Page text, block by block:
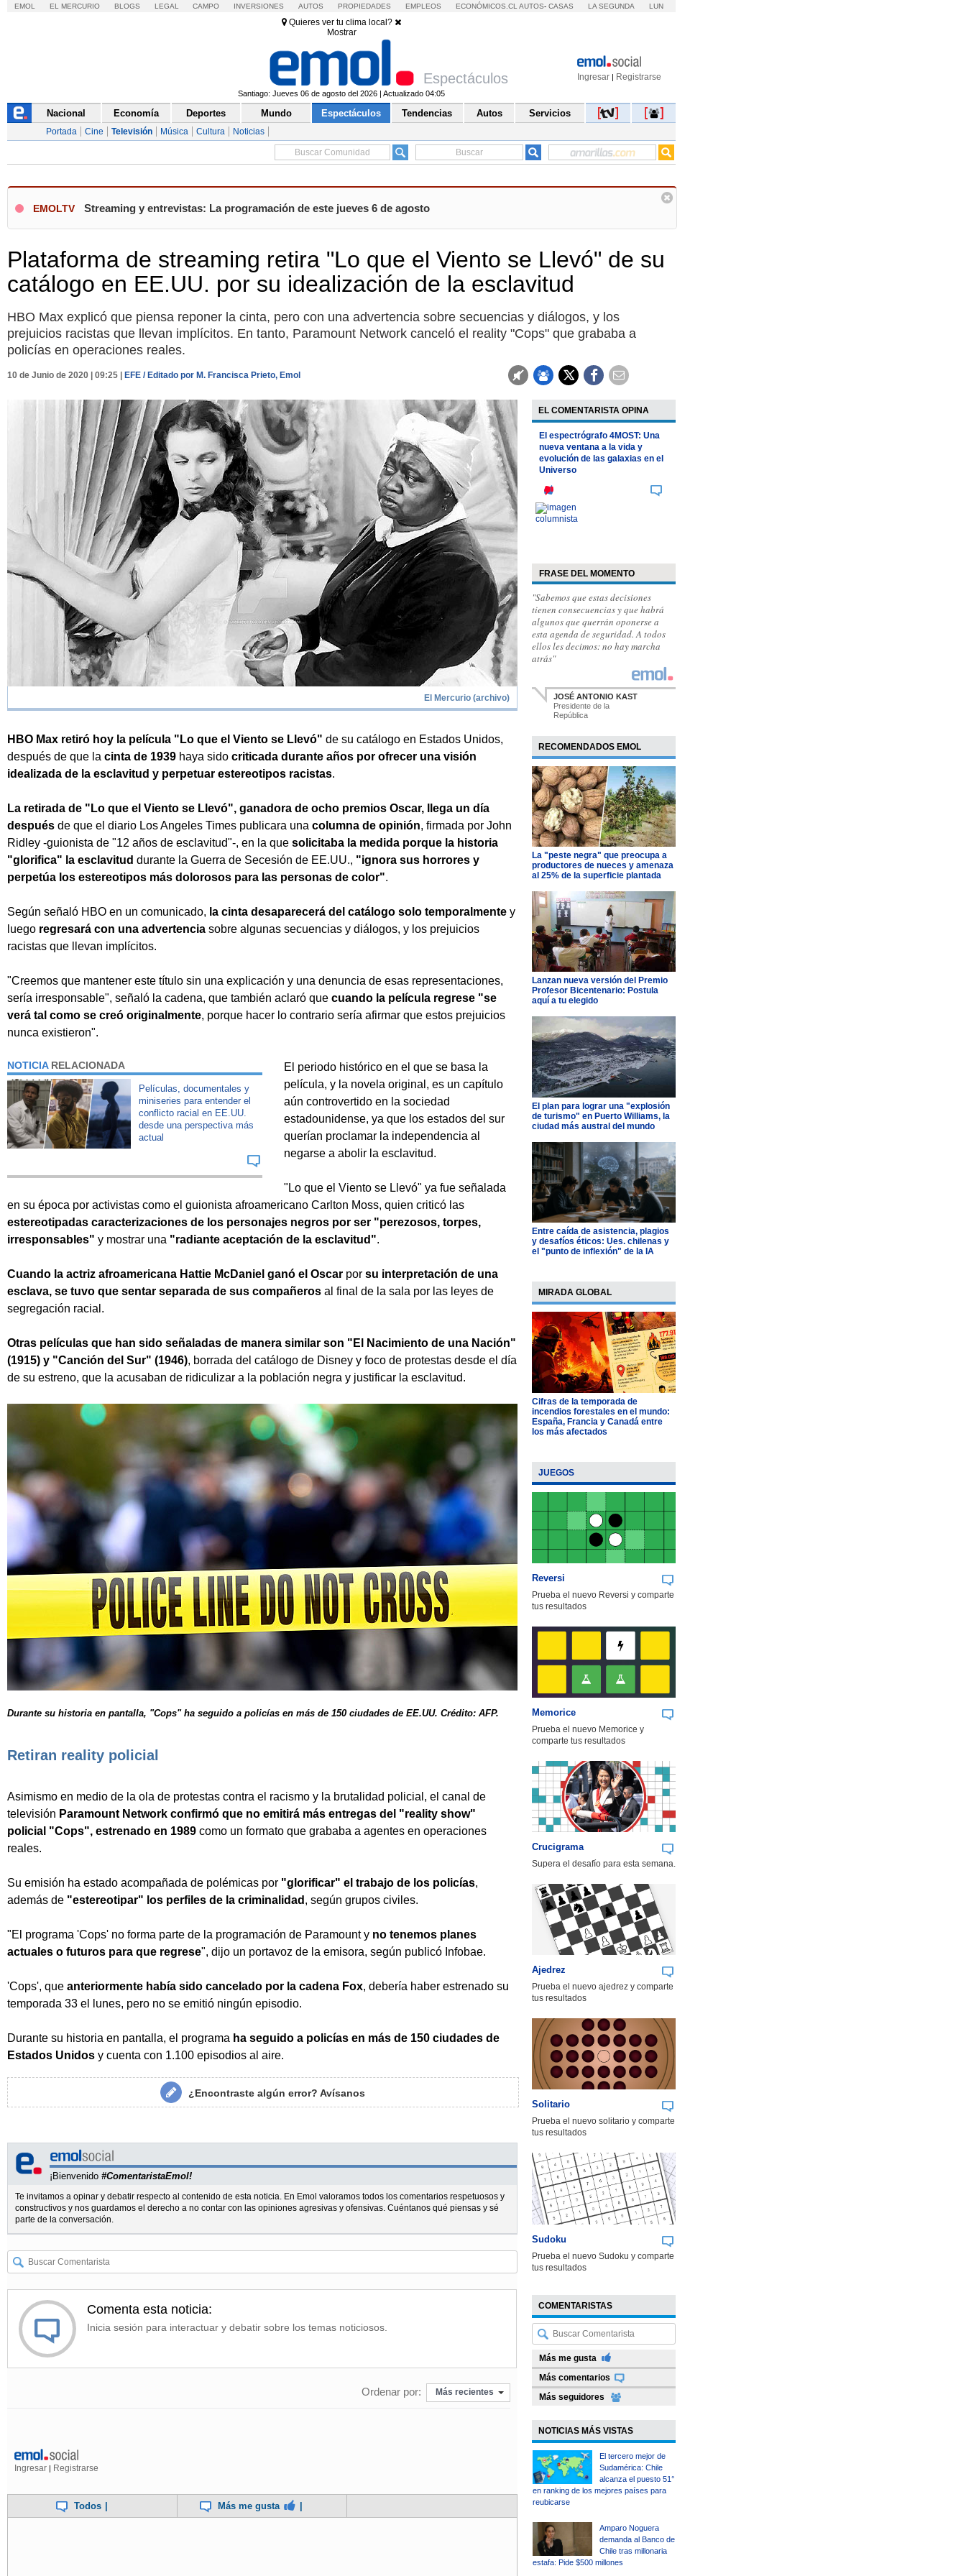
EMOL EL MERCURIO BLOGS LEGAL CAMPO INVERSIONES AUTOS PROPIEDADES EMPLEOS ECONÓMICOS.CL AUTOS- CASAS LA SEGUNDA LUN
Quieres ver tu clima local?
Mostrar
Ingresar | Registrarse
Espectáculos
Santiago: Jueves 06 de agosto del 2026 | Actualizado 04:05
Nacional Economía Deportes Mundo Espectáculos Tendencias Autos Servicios
Portada Cine Televisión Música Cultura Noticias
EMOLTV Streaming y entrevistas: La programación de este jueves 6 de agosto
Plataforma de streaming retira "Lo que el Viento se Llevó" de su
catálogo en EE.UU. por su idealización de la esclavitud
HBO Max explicó que piensa reponer la cinta, pero con una advertencia sobre secuencias y diálogos, y los
prejuicios racistas que llevan implícitos. En tanto, Paramount Network canceló el reality "Cops" que grababa a
policías en operaciones reales.
10 de Junio de 2020 | 09:25 | EFE / Editado por M. Francisca Prieto, Emol
El Mercurio (archivo)
HBO Max retiró hoy la película "Lo que el Viento se Llevó" de su catálogo en Estados Unidos,
después de que la cinta de 1939 haya sido criticada durante años por ofrecer una visión
idealizada de la esclavitud y perpetuar estereotipos racistas.
La retirada de "Lo que el Viento se Llevó", ganadora de ocho premios Oscar, llega un día
después de que el diario Los Angeles Times publicara una columna de opinión, firmada por John
Ridley -guionista de "12 años de esclavitud"-, en la que solicitaba la medida porque la historia
"glorifica" la esclavitud durante la Guerra de Secesión de EE.UU., "ignora sus horrores y
perpetúa los estereotipos más dolorosos para las personas de color".
Según señaló HBO en un comunicado, la cinta desaparecerá del catálogo solo temporalmente y
luego regresará con una advertencia sobre algunas secuencias y diálogos, y los prejuicios
racistas que llevan implícitos.
"Creemos que mantener este título sin una explicación y una denuncia de esas representaciones,
sería irresponsable", señaló la cadena, que también aclaró que cuando la película regrese "se
verá tal como se creó originalmente, porque hacer lo contrario sería afirmar que estos prejuicios
nunca existieron".
NOTICIARELACIONADA
Películas, documentales y
miniseries para entender el
conflicto racial en EE.UU.
desde una perspectiva más
actual
El periodo histórico en el que se basa la
película, y la novela original, es un capítulo
aún controvertido en la sociedad
estadounidense, ya que los estados del sur
querían proclamar la independencia al
negarse a abolir la esclavitud.
"Lo que el Viento se Llevó" ya fue señalada
en su época por activistas como el guionista afroamericano Carlton Moss, quien criticó las
estereotipadas caracterizaciones de los personajes negros por ser "perezosos, torpes,
irresponsables" y mostrar una "radiante aceptación de la esclavitud".
Cuando la actriz afroamericana Hattie McDaniel ganó el Oscar por su interpretación de una
esclava, se tuvo que sentar separada de sus compañeros al final de la sala por las leyes de
segregación racial.
Otras películas que han sido señaladas de manera similar son "El Nacimiento de una Nación"
(1915) y "Canción del Sur" (1946), borrada del catálogo de Disney y foco de protestas desde el día
de su estreno, que la acusaban de ridiculizar a la población negra y justificar la esclavitud.
Durante su historia en pantalla, "Cops" ha seguido a policías en más de 150 ciudades de EE.UU. Crédito: AFP.
Retiran reality policial
Asimismo en medio de la ola de protestas contra el racismo y la brutalidad policial, el canal de
televisión Paramount Network confirmó que no emitirá más entregas del "reality show"
policial "Cops", estrenado en 1989 como un formato que grababa a agentes en operaciones
reales.
Su emisión ha estado acompañada de polémicas por "glorificar" el trabajo de los policías,
además de "estereotipar" los perfiles de la criminalidad , según grupos civiles.
"El programa 'Cops' no forma parte de la programación de Paramount y no tenemos planes
actuales o futuros para que regrese", dijo un portavoz de la emisora, según publicó Infobae.
'Cops', que anteriormente había sido cancelado por la cadena Fox, debería haber estrenado su
temporada 33 el lunes, pero no se emitió ningún episodio.
Durante su historia en pantalla, el programa ha seguido a policías en más de 150 ciudades de
Estados Unidos y cuenta con 1.100 episodios al aire.
¿Encontraste algún error?Avísanos
¡Bienvenido #ComentaristaEmol!
Te invitamos a opinar y debatir respecto al contenido de esta noticia. En Emol valoramos todos los comentarios respetuosos y
constructivos y nos guardamos el derecho a no contar con las opiniones agresivas y ofensivas. Cuéntanos qué piensas y sé
parte de la conversación.
Comenta esta noticia:
Inicia sesión para interactuar y debatir sobre los temas noticiosos.
Ordenar por: Más recientes
Ingresar | Registrarse
Todos Más me gusta
EL COMENTARISTA OPINA
El espectrógrafo 4MOST: Una
nueva ventana a la vida y
evolución de las galaxias en el
Universo
FRASE DEL MOMENTO
"Sabemos que estas decisiones
tienen consecuencias y que habrá
algunos que querrán oponerse a
esta agenda de seguridad. A todos
ellos les decimos: no hay marcha
atrás"
JOSÉ ANTONIO KAST
Presidente de la
República
RECOMENDADOS EMOL
La "peste negra" que preocupa a
productores de nueces y amenaza
al 25% de la superficie plantada
Lanzan nueva versión del Premio
Profesor Bicentenario: Postula
aquí a tu elegido
El plan para lograr una "explosión
de turismo" en Puerto Williams, la
ciudad más austral del mundo
Entre caída de asistencia, plagios
y desafíos éticos: Ues. chilenas y
el "punto de inflexión" de la IA
MIRADA GLOBAL
Cifras de la temporada de
incendios forestales en el mundo:
España, Francia y Canadá entre
los más afectados
JUEGOS
Reversi
Prueba el nuevo Reversi y comparte
tus resultados
Memorice
Prueba el nuevo Memorice y
comparte tus resultados
Crucigrama
Supera el desafío para esta semana.
Ajedrez
Prueba el nuevo ajedrez y comparte
tus resultados
Solitario
Prueba el nuevo solitario y comparte
tus resultados
Sudoku
Prueba el nuevo Sudoku y comparte
tus resultados
COMENTARISTAS
Más me gusta
Más comentarios
Más seguidores
NOTICIAS MÁS VISTAS
El tercero mejor de
Sudamérica: Chile
alcanza el puesto 51°
en ranking de los mejores países para
reubicarse
Amparo Noguera
demanda al Banco de
Chile tras millonaria
estafa: Pide $500 millones